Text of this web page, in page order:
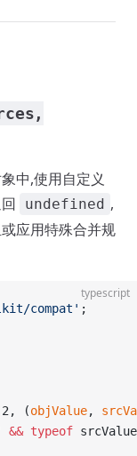
中,使用自定义
undefined ,
应用特殊合并规
typescript
compat' ;
(objValue,
&& typeof